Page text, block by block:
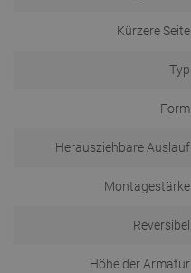
Kürzere Seite
Typ
Form
Herausziehbare Auslauf
Montagestärke
Reversibel
Höhe der Armatur